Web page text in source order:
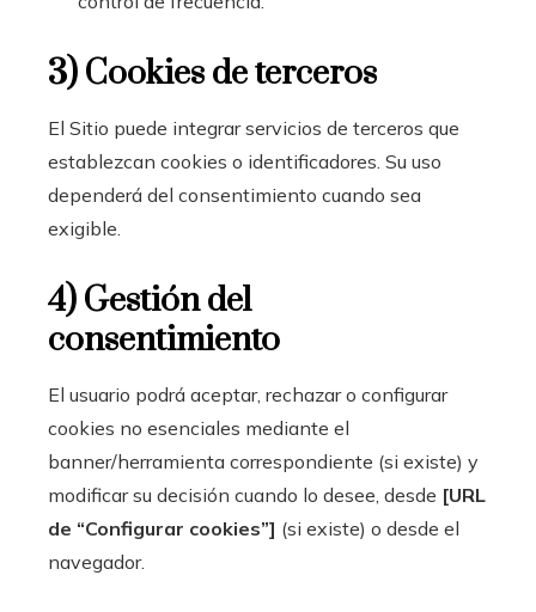
3) Cookies de terceros
El Sitio puede integrar servicios de terceros que
establezcan cookies o identificadores. Su uso
dependerá del consentimiento cuando sea
exigible.
4) Gestión del
consentimiento
El usuario podrá aceptar, rechazar o configurar
cookies no esenciales mediante el
banner/herramienta correspondiente (si existe) y
modificar su decisión cuando lo desee, desde [URL
de “Configurar cookies”] (si existe) o desde el
navegador.